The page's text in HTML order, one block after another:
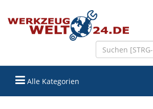
Alle Kategorien